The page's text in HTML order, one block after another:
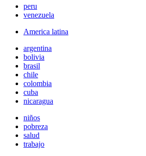
peru
venezuela
America latina
argentina
bolivia
brasil
chile
colombia
cuba
nicaragua
niños
pobreza
salud
trabajo